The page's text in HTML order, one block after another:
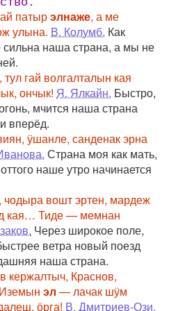
патырэлнаже, а ме
улына. В. Колумб. Как
сильна наша страна, а мы не
гай волгалталын кая
ончык! Я. Ялкайн. Быстро,
мчится наша страна
вперёд.
ӱшанле, санденак эрна
Страна моя как мать,
наше утро начинается
чодыра вошт эртен, мардеж
кая… Тиде — мемнан
Через широкое поле,
ветра новый поезд
наша страна.
кержалтыч, Краснов,
эл — лачак шӱм
ӧрга! В. Дмитриев-Ози.